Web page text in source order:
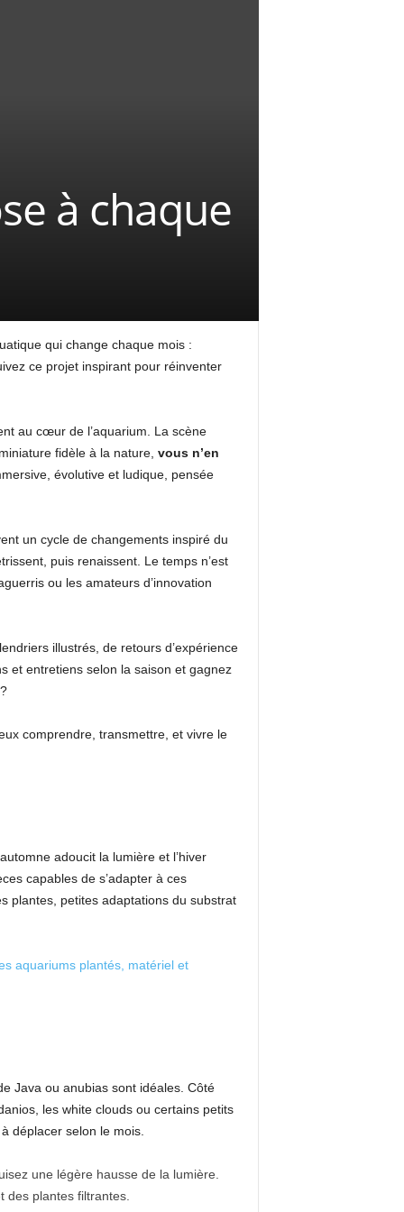
à chaque
qui change chaque mois :
ce projet inspirant pour réinventer
au cœur de l’aquarium. La scène
fidèle à la nature, vous n’en
évolutive et ludique, pensée
un cycle de changements inspiré du
puis renaissent. Le temps n’est
ou les amateurs d’innovation
illustrés, de retours d’expérience
et entretiens selon la saison et gagnez
comprendre, transmettre, et vivre le
adoucit la lumière et l’hiver
capables de s’adapter à ces
plantes, petites adaptations du substrat
aquariums plantés, matériel et
Java ou anubias sont idéales. Côté
les white clouds ou certains petits
déplacer selon le mois.
une légère hausse de la lumière.
plantes filtrantes.